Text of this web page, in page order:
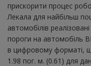
прискорити процес
Лекала для найбільш
автомобілів
пороги на автомобіль
в цифровому форматі,
1.98 пог. м. (0.61) для